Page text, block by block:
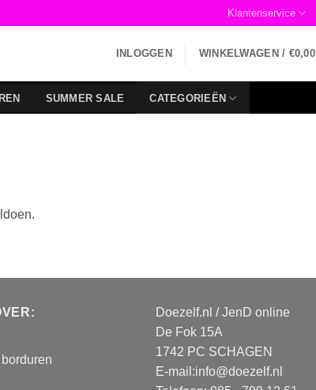
Klantenservice
INLOGGEN WINKELWAGEN / €0,00
SUMMER SALE CATEGORIEËN
Doezelf.nl / JenD online
De Fok 15A
1742 PC SCHAGEN
E-mail:info@doezelf.nl